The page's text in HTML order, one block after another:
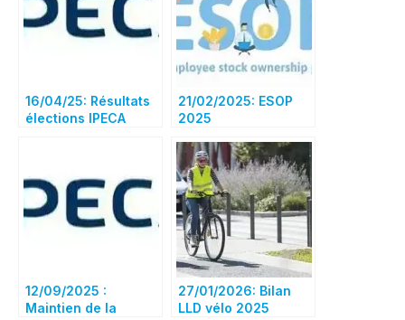
16/04/25: Résultats
élections IPECA
21/02/2025: ESOP
2025
12/09/2025 :
Maintien de la
27/01/2026: Bilan
LLD vélo 2025